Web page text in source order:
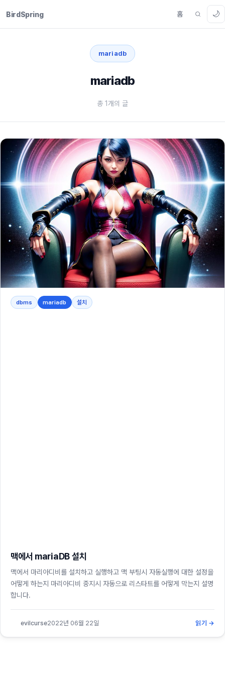
BirdSpring 홈 🌙
mariadb
mariadb
총 1개의 글
dbms mariadb 설치
맥에서 mariaDB 설치
맥에서 마리아디비를 설치하고 실행하고 맥 부팅시 자동실행에 대한 설정을
어떻게 하는지 마리아디비 중지시 자동으로 리스타트를 어떻게 막는지 설명
합니다.
evilcurse2022년 06월 22일 읽기 →